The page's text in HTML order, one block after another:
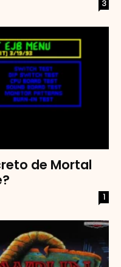
3
de Mortal
1